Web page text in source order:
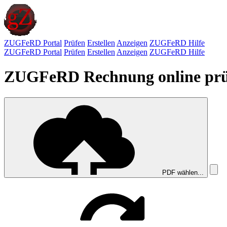
ZUGFeRD Portal Prüfen Erstellen Anzeigen ZUGFeRD Hilfe
ZUGFeRD Portal Prüfen Erstellen Anzeigen ZUGFeRD Hilfe
ZUGFeRD Rechnung online
PDF wählen...